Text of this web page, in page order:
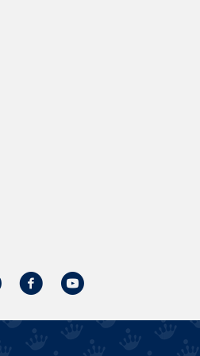
Norrmejerier
Instagram
Facebook
Youtube